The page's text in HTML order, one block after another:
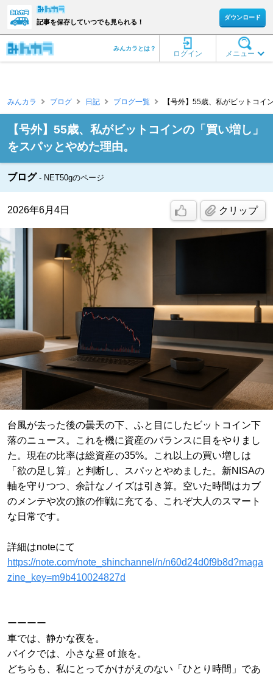
記事を保存していつでも見られる！
ダウンロード
メニュー
ログイン
みんカラとは？
みんカラ ブログ 日記 ブログ一覧 【号外】55歳、私がビットコ
【号外】55歳、私がビットコインの「買い増し」
をスパッとやめた理由。
ブログ NET50gのページ
2026年6月4日 クリップ
台風が去った後の曇天の下、ふと目にしたビットコイン下
落のニュース。これを機に資産のバランスに目をやりまし
た。現在の比率は総資産の35%。これ以上の買い増しは
「欲の足し算」と判断し、スパッとやめました。新NISAの
軸を守りつつ、余計なノイズは引き算。空いた時間はカブ
のメンテや次の旅の作戦に充てる、これぞ大人のスマート
な日常です。
詳細はnoteにて
https://note.com/note_shinchannel/n/n60d24d0f9b8d?maga
zine_key=m9b410024827d
ーーーー
車では、静かな夜を。
バイクでは、小さな昼 of 旅を。
どちらも、私にとってかけがえのない「ひとり時間」であ